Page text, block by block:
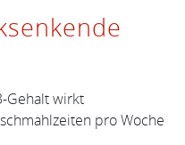
Gehalt wirkt
pro Woche